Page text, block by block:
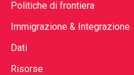
Politiche di frontiera
Immigrazione & Integrazione
Dati
Risorse